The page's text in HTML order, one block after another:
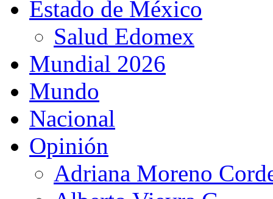
Estado de México
Salud Edomex
Mundial 2026
Mundo
Nacional
Opinión
Adriana Moreno